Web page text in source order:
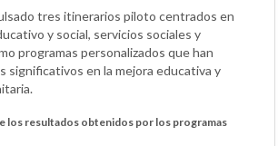
tres itinerarios piloto centrados en
y social, servicios sociales y
programas personalizados que han
significativos en la mejora educativa y
los resultados obtenidos por los programas